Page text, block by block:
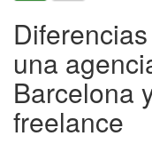
una
Barcelona
freelance